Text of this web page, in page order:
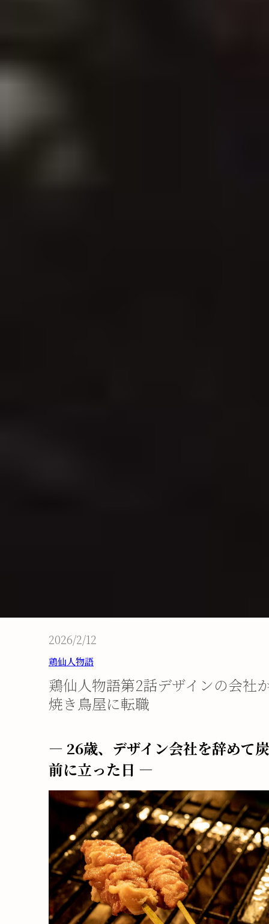
2026/2/12
鶏仙人物語
鶏仙人物語第2話デザインの会社
焼き鳥屋に転職
― 26歳、デザイン会社を辞めて
前に立った日 ―